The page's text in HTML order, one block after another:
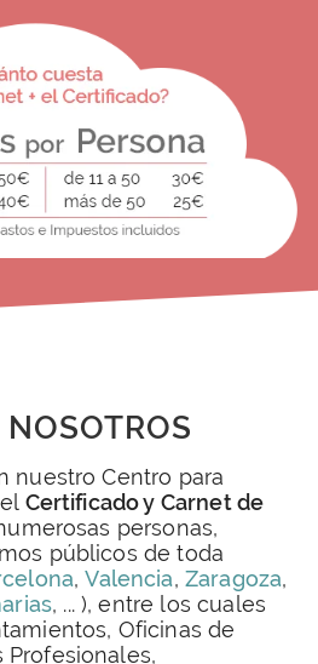
nuestro Centro para
Certificado y Carnet de
personas,
públicos de toda
,Valencia, Zaragoza,
, ... ), entre los cuales
Oficinas de
Profesionales,